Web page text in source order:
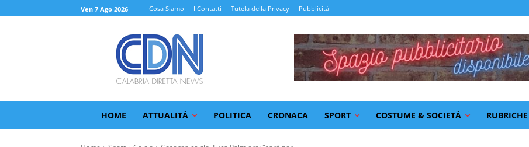
Ven 7 Ago 2026 Cosa Siamo I Contatti Tutela della Privacy Pubblicità
HOME ATTUALITÀ POLITICA CRONACA SPORT COSTUME & SOCIETÀ RUBRICHE